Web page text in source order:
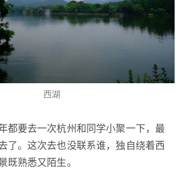
西湖
都要去一次杭州和同学小聚一下，最
了。这次去也没联系谁，独自绕着西
既熟悉又陌生。